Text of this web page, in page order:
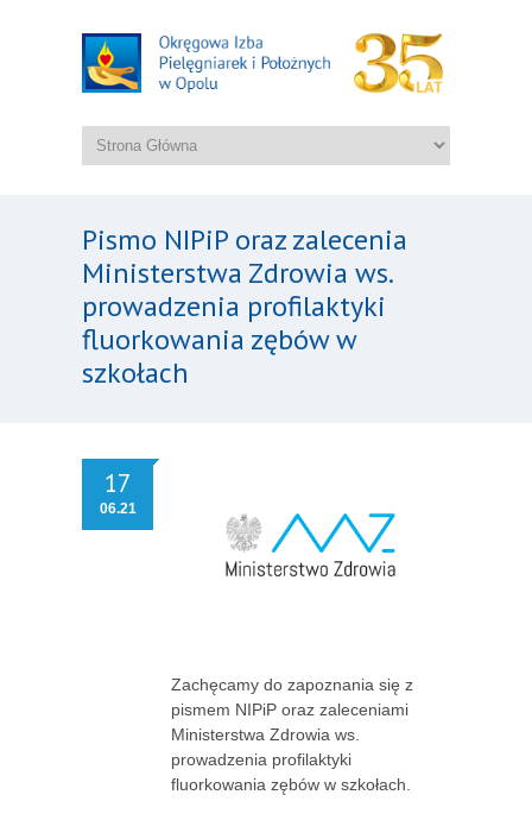
Pismo NIPiP oraz zalecenia
Ministerstwa Zdrowia ws.
prowadzenia profilaktyki
fluorkowania zębów w
szkołach
17
06.21
Zachęcamy do zapoznania się z
pismem NIPiP oraz zaleceniami
Ministerstwa Zdrowia ws.
prowadzenia profilaktyki
fluorkowania zębów w szkołach.